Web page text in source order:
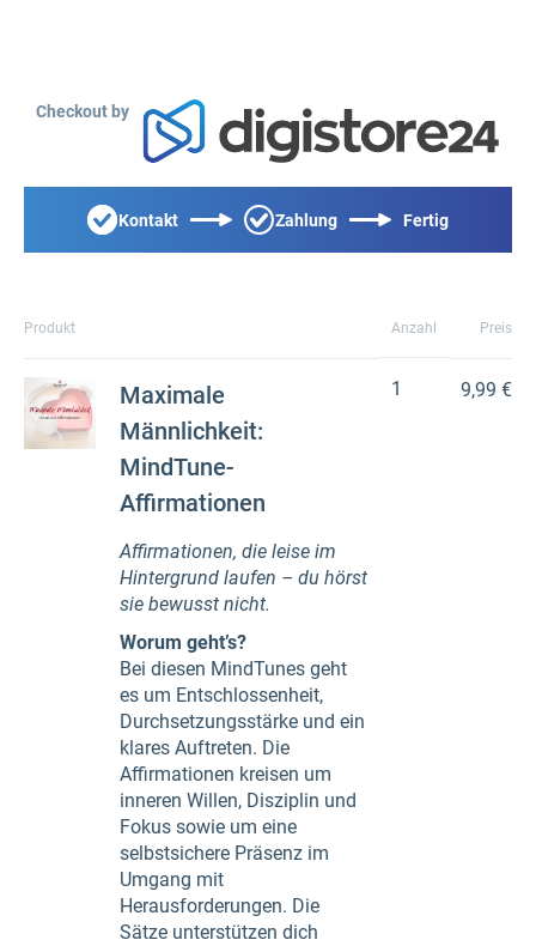
Checkout by
Kontakt Zahlung Fertig
Produkt Anzahl Preis
Maximale
Männlichkeit:
MindTune-
Affirmationen
Affirmationen, die leise im
Hintergrund laufen – du hörst
sie bewusst nicht.
Worum geht’s?
Bei diesen MindTunes geht
es um Entschlossenheit,
Durchsetzungsstärke und ein
klares Auftreten. Die
Affirmationen kreisen um
inneren Willen, Disziplin und
Fokus sowie um eine
selbstsichere Präsenz im
Umgang mit
Herausforderungen. Die
Sätze unterstützen dich
1 9,99 €